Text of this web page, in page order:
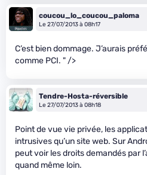
coucou_lo_coucou_paloma
Le 27/07/2013 à 08h17
C’est bien dommage. J’aurais
comme PCI. " />
Tendre-Hosta-réversible
Le 27/07/2013 à 08h18
Point de vue vie privée, les
intrusives qu’un site web. Sur
peut voir les droits demandés par
quand même loin.